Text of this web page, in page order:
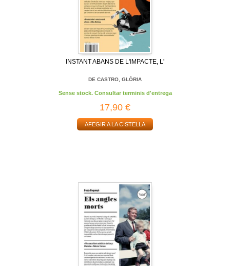
INSTANT ABANS DE L'IMPACTE, L'
DE CASTRO, GLÒRIA
Sense stock. Consultar terminis d'entrega
17,90 €
AFEGIR A LA CISTELLA